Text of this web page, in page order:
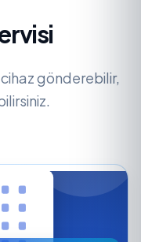
gönderebilir,